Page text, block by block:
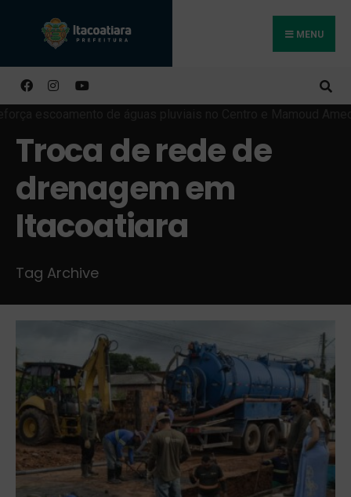
MENU
Troca de rede de
drenagem em
Itacoatiara
Tag Archive
Buscar